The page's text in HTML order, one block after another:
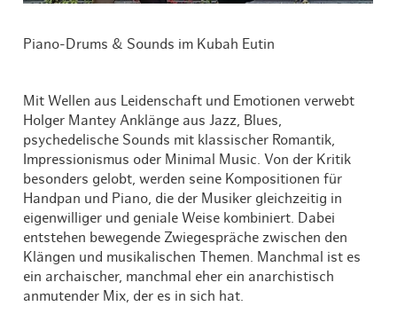
Piano-Drums & Sounds im Kubah Eutin
Mit Wellen aus Leidenschaft und Emotionen verwebt
Holger Mantey Anklänge aus Jazz, Blues,
psychedelische Sounds mit klassischer Romantik,
Impressionismus oder Minimal Music. Von der Kritik
besonders gelobt, werden seine Kompositionen für
Handpan und Piano, die der Musiker gleichzeitig in
eigenwilliger und geniale Weise kombiniert. Dabei
entstehen bewegende Zwiegespräche zwischen den
Klängen und musikalischen Themen. Manchmal ist es
ein archaischer, manchmal eher ein anarchistisch
anmutender Mix, der es in sich hat.